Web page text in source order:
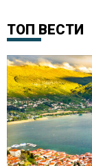
ТОП ВЕСТИ